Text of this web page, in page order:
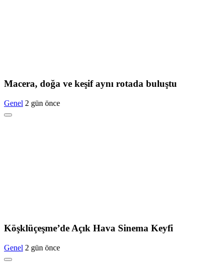
Macera, doğa ve keşif aynı rotada buluştu
Genel 2 gün önce
Köşklüçeşme’de Açık Hava Sinema Keyfi
Genel 2 gün önce